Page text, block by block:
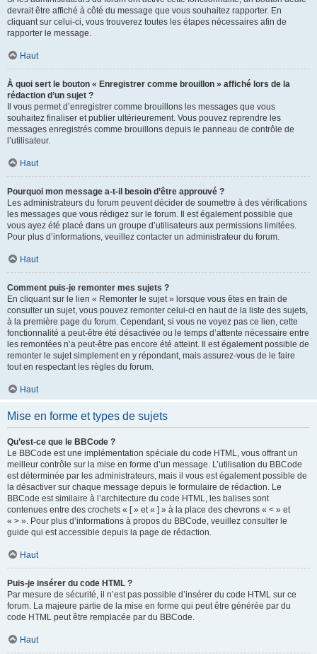
devrait être affiché à côté du message que vous souhaitez rapporter. En
cliquant sur celui-ci, vous trouverez toutes les étapes nécessaires afin de
rapporter le message.
Haut
À quoi sert le bouton « Enregistrer comme brouillon » affiché lors de la
rédaction d’un sujet ?
Il vous permet d’enregistrer comme brouillons les messages que vous
souhaitez finaliser et publier ultérieurement. Vous pouvez reprendre les
messages enregistrés comme brouillons depuis le panneau de contrôle de
l’utilisateur.
Haut
Pourquoi mon message a-t-il besoin d’être approuvé ?
Les administrateurs du forum peuvent décider de soumettre à des vérifications
les messages que vous rédigez sur le forum. Il est également possible que
vous ayez été placé dans un groupe d’utilisateurs aux permissions limitées.
Pour plus d’informations, veuillez contacter un administrateur du forum.
Haut
Comment puis-je remonter mes sujets ?
En cliquant sur le lien « Remonter le sujet » lorsque vous êtes en train de
consulter un sujet, vous pouvez remonter celui-ci en haut de la liste des sujets,
à la première page du forum. Cependant, si vous ne voyez pas ce lien, cette
fonctionnalité a peut-être été désactivée ou le temps d’attente nécessaire entre
les remontées n’a peut-être pas encore été atteint. Il est également possible de
remonter le sujet simplement en y répondant, mais assurez-vous de le faire
tout en respectant les règles du forum.
Haut
Mise en forme et types de sujets
Qu’est-ce que le BBCode ?
Le BBCode est une implémentation spéciale du code HTML, vous offrant un
meilleur contrôle sur la mise en forme d’un message. L’utilisation du BBCode
est déterminée par les administrateurs, mais il vous est également possible de
la désactiver sur chaque message depuis le formulaire de rédaction. Le
BBCode est similaire à l’architecture du code HTML, les balises sont
contenues entre des crochets « [ » et « ] » à la place des chevrons « < » et
« > ». Pour plus d’informations à propos du BBCode, veuillez consulter le
guide qui est accessible depuis la page de rédaction.
Haut
Puis-je insérer du code HTML ?
Par mesure de sécurité, il n’est pas possible d’insérer du code HTML sur ce
forum. La majeure partie de la mise en forme qui peut être générée par du
code HTML peut être remplacée par du BBCode.
Haut